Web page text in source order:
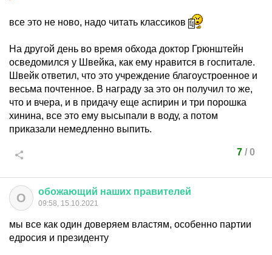
все это не ново, надо читать классиков
На другой день во время обхода доктор Грюнштейн
осведомился у Швейка, как ему нравится в госпитале.
Швейк ответил, что это учреждение благоустроенное и
весьма почтенное. В награду за это он получил то же,
что и вчера, и в придачу еще аспирин и три порошка
хинина, все это ему высыпали в воду, а потом
приказали немедленно выпить.
7/ 0
О обожающий наших правителей
09:58, 15.10.2021
мы все как один доверяем властям, особенно партии
едросия и президенту